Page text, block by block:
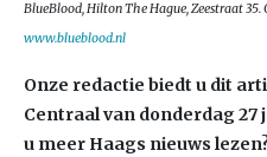
BlueBlood, Hilton The Hague, Zeestraat
www.blueblood.nl
Onze redactie biedt u dit
Centraal van donderdag 27
u meer Haags nieuws